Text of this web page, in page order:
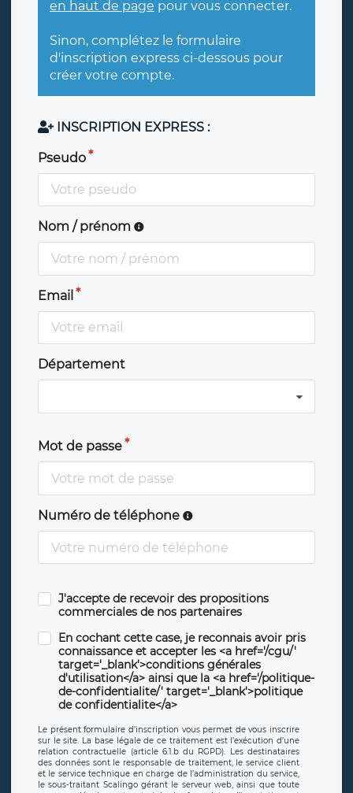
en haut de page pour vous connecter.
Sinon, complétez le formulaire
d'inscription express ci-dessous pour
créer votre compte.
INSCRIPTION EXPRESS :
Pseudo
Nom / prénom
Email
Département
Mot de passe
Numéro de téléphone
J'accepte de recevoir des propositions
commerciales de nos partenaires
En cochant cette case, je reconnais avoir pris
connaissance et accepter les <a href='/cgu/'
target='_blank'>conditions générales
d'utilisation</a> ainsi que la <a href='/politique-
de-confidentialite/' target='_blank'>politique
de confidentialite</a>
Le présent formulaire d’inscription vous permet de vous inscrire
sur le site. La base légale de ce traitement est l’exécution d’une
relation contractuelle (article 6.1.b du RGPD). Les destinataires
des données sont le responsable de traitement, le service client
et le service technique en charge de l’administration du service,
le sous-traitant Scalingo gérant le serveur web, ainsi que toute